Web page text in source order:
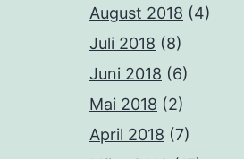
August 2018 (4)
Juli 2018 (8)
Juni 2018 (6)
Mai 2018 (2)
April 2018 (7)